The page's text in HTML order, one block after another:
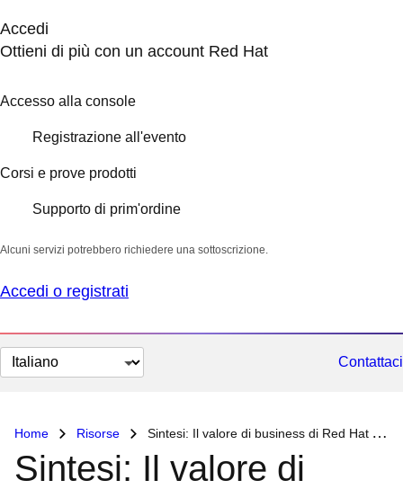
Accedi
Ottieni di più con un account Red Hat
Accesso alla console
Registrazione all'evento
Corsi e prove prodotti
Supporto di prim'ordine
Alcuni servizi potrebbero richiedere una sottoscrizione.
Accedi o registrati
Cambia
lingua
Contattaci
Home Risorse Sintesi: Il valore di business di Red Hat Ansible Automation Platform
Sintesi: Il valore di